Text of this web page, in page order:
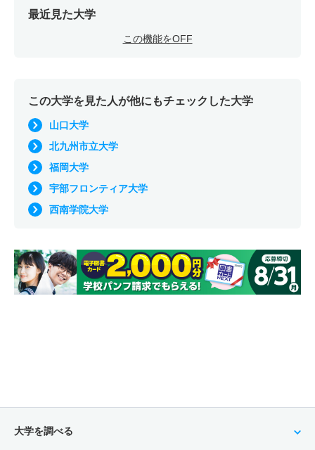
最近見た大学
この機能をOFF
この大学を見た人が他にもチェックした大学
山口大学
北九州市立大学
福岡大学
宇部フロンティア大学
西南学院大学
大学を調べる